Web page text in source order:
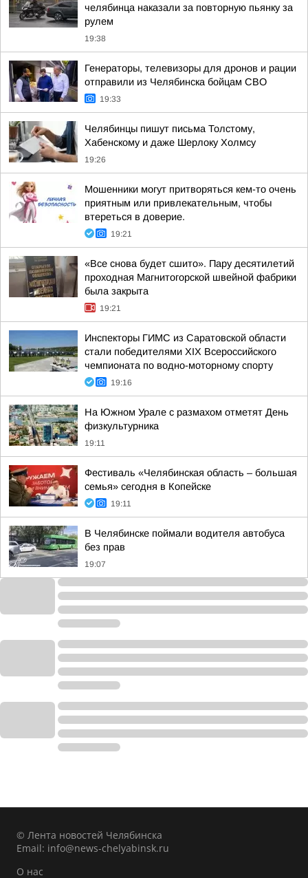
челябинца наказали за повторную пьянку за
рулем
19:38
Генераторы, телевизоры для дронов и рации
отправили из Челябинска бойцам СВО
19:33
Челябинцы пишут письма Толстому,
Хабенскому и даже Шерлоку Холмсу
19:26
Мошенники могут притворяться кем-то очень
приятным или привлекательным, чтобы
втереться в доверие.
19:21
«Все снова будет сшито». Пару десятилетий
проходная Магнитогорской швейной фабрики
была закрыта
19:21
Инспекторы ГИМС из Саратовской области
стали победителями XIX Всероссийского
чемпионата по водно-моторному спорту
19:16
На Южном Урале с размахом отметят День
физкультурника
19:11
Фестиваль «Челябинская область – большая
семья» сегодня в Копейске
19:11
В Челябинске поймали водителя автобуса
без прав
19:07
© Лента новостей Челябинска
Email: info@news-chelyabinsk.ru
О нас